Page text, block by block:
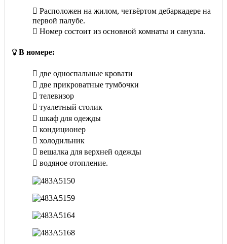
Расположен на жилом, четвёртом дебаркадере на
первой палубе.
Номер состоит из основной комнаты и санузла.
В номере:
две односпальные кровати
две прикроватные тумбочки
телевизор
туалетный столик
шкаф для одежды
кондиционер
холодильник
вешалка для верхней одежды
водяное отопление.